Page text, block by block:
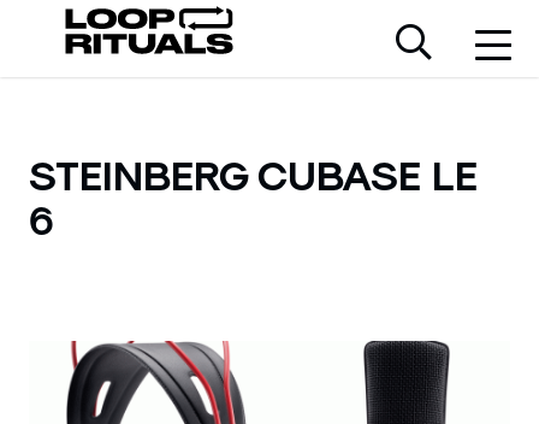
STEINBERG CUBASE LE
6